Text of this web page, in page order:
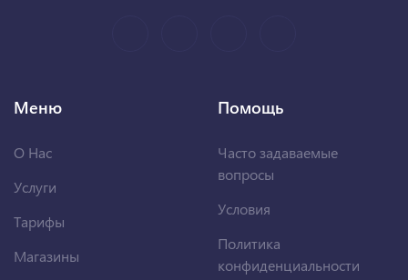
Меню
О Нас
Услуги
Тарифы
Магазины
Помощь
Часто задаваемые
вопросы
Условия
Политика
конфиденциальности